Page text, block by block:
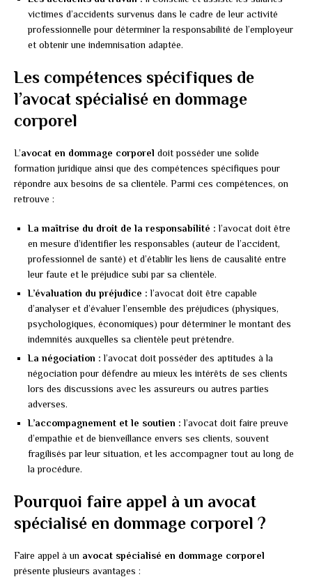
victimes d’accidents survenus dans le cadre de leur activité
professionnelle pour déterminer la responsabilité de l’employeur
et obtenir une indemnisation adaptée.
Les compétences spécifiques de
l’avocat spécialisé en dommage
corporel
L’avocat en dommage corporel doit posséder une solide
formation juridique ainsi que des compétences spécifiques pour
répondre aux besoins de sa clientèle. Parmi ces compétences, on
retrouve :
La maîtrise du droit de la responsabilité : l’avocat doit être
en mesure d’identifier les responsables (auteur de l’accident,
professionnel de santé) et d’établir les liens de causalité entre
leur faute et le préjudice subi par sa clientèle.
L’évaluation du préjudice : l’avocat doit être capable
d’analyser et d’évaluer l’ensemble des préjudices (physiques,
psychologiques, économiques) pour déterminer le montant des
indemnités auxquelles sa clientèle peut prétendre.
La négociation : l’avocat doit posséder des aptitudes à la
négociation pour défendre au mieux les intérêts de ses clients
lors des discussions avec les assureurs ou autres parties
adverses.
L’accompagnement et le soutien : l’avocat doit faire preuve
d’empathie et de bienveillance envers ses clients, souvent
fragilisés par leur situation, et les accompagner tout au long de
la procédure.
Pourquoi faire appel à un avocat
spécialisé en dommage corporel ?
Faire appel à un avocat spécialisé en dommage corporel
présente plusieurs avantages :